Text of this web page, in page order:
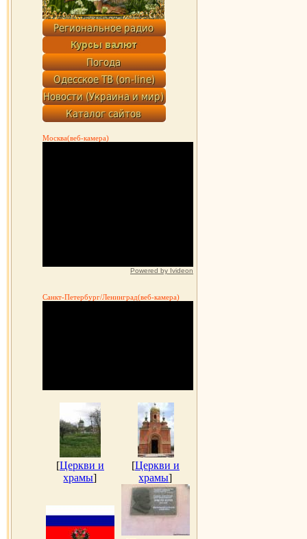
Москва(веб-камера)
Powered by Ivideon
Санкт-Петербург/Ленинград(веб-камера)
[Церкви и
храмы]
[Церкви и
храмы]